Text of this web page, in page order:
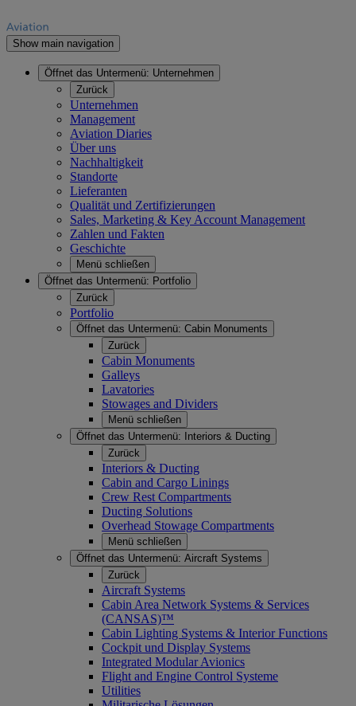
Show main navigation
Öffnet das Untermenü: Unternehmen
Zurück
Unternehmen
Management
Aviation Diaries
Über uns
Nachhaltigkeit
Standorte
Lieferanten
Qualität und Zertifizierungen
Sales, Marketing & Key Account Management
Zahlen und Fakten
Geschichte
Menü schließen
Öffnet das Untermenü: Portfolio
Zurück
Portfolio
Öffnet das Untermenü: Cabin Monuments
Zurück
Cabin Monuments
Galleys
Lavatories
Stowages and Dividers
Menü schließen
Öffnet das Untermenü:
Interiors & Ducting
Zurück
Interiors & Ducting
Cabin and Cargo Linings
Crew Rest Compartments
Ducting Solutions
Overhead Stowage Compartments
Menü schließen
Öffnet das Untermenü: Aircraft Systems
Zurück
Aircraft Systems
Cabin Area Network Systems & Services
(CANSAS)™
Cabin Lighting Systems & Interior Functions
Cockpit und Display Systems
Integrated Modular Avionics
Flight and Engine Control Systeme
Utilities